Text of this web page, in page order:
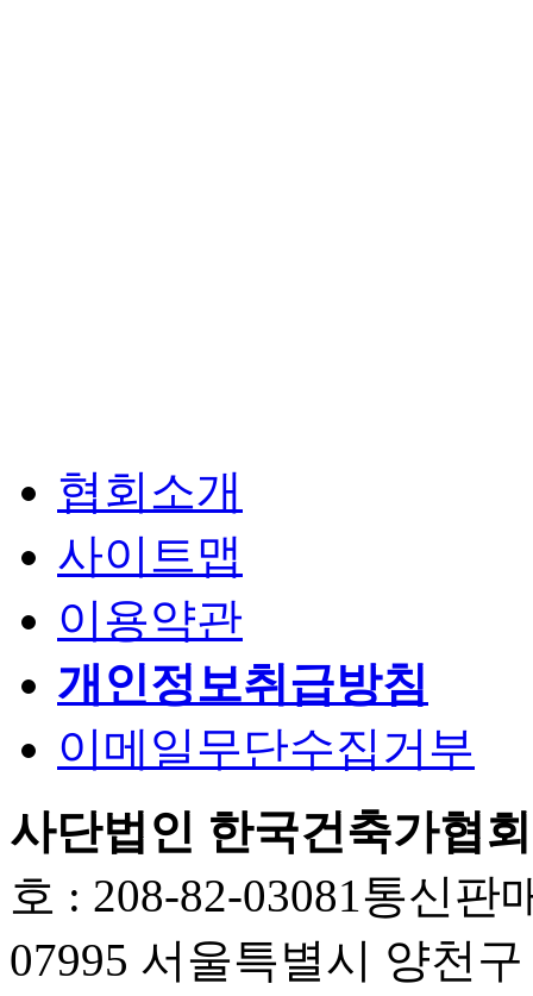
협회소개
사이트맵
이용약관
개인정보취급방침
이메일무단수집거부
사단법인 한국건축가협회
호 : 208-82-03081 통신판
07995 서울특별시 양천